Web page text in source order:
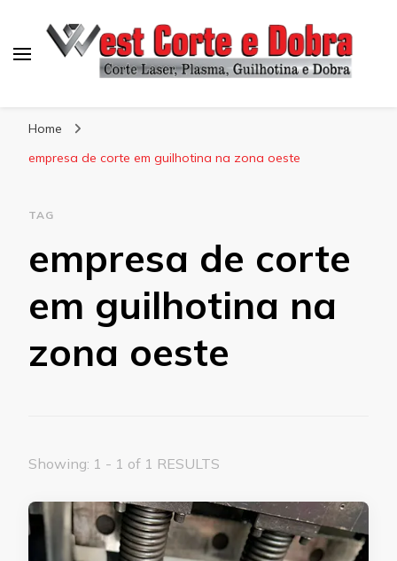
Home
empresa de corte em guilhotina na zona oeste
TAG
empresa de corte
em guilhotina na
zona oeste
Showing: 1 - 1 of 1 RESULTS